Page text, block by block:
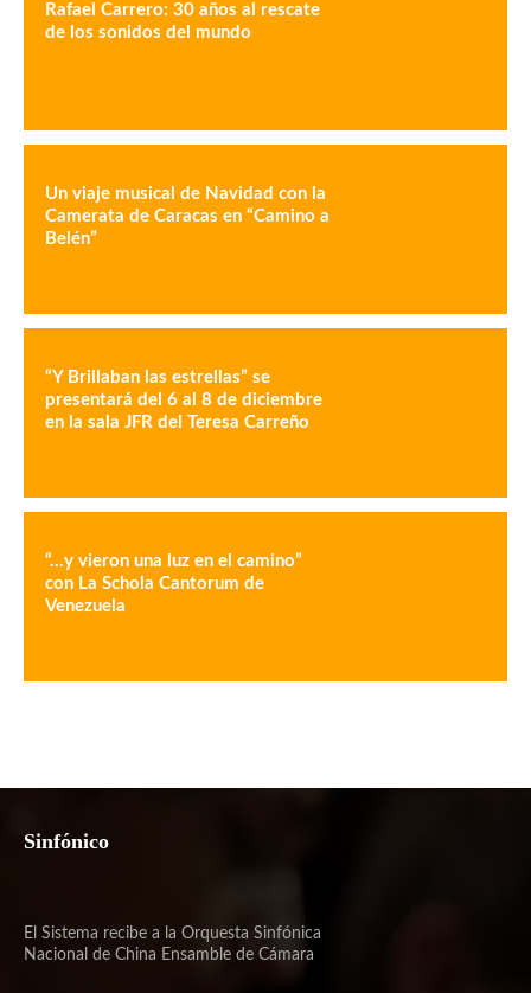
Rafael Carrero: 30 años al rescate
de los sonidos del mundo
Un viaje musical de Navidad con la
Camerata de Caracas en “Camino a
Belén”
“Y Brillaban las estrellas” se
presentará del 6 al 8 de diciembre
en la sala JFR del Teresa Carreño
“…y vieron una luz en el camino”
con La Schola Cantorum de
Venezuela
Sinfónico
El Sistema recibe a la Orquesta Sinfónica
Nacional de China Ensamble de Cámara